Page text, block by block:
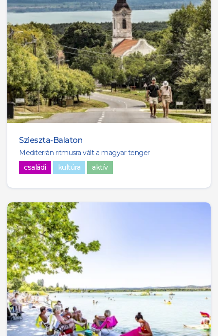
Szieszta-Balaton
M­editerrán ritmusra vált a magyar tenger
családi
kultúra aktív